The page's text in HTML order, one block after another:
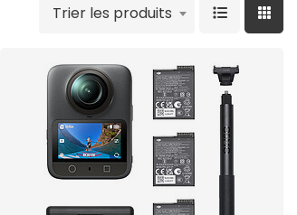
Trier les produits